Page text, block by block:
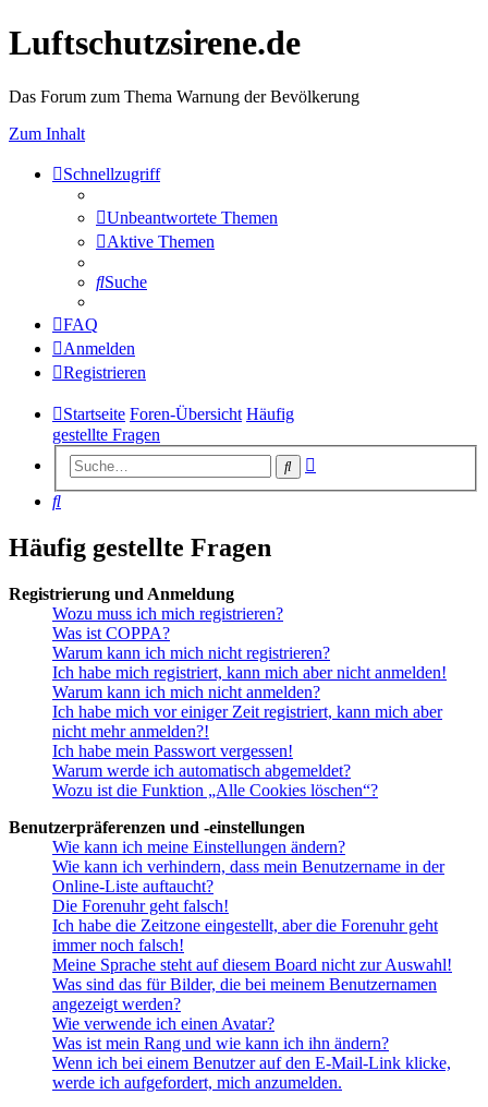
Luftschutzsirene.de
Das Forum zum Thema Warnung der Bevölkerung
Zum Inhalt
Schnellzugriff
Unbeantwortete Themen
Aktive Themen
Suche
FAQ
Anmelden
Registrieren
Startseite Foren-Übersicht Häufig
gestellte Fragen
Suche
Suche
Häufig gestellte Fragen
Registrierung und Anmeldung
Wozu muss ich mich registrieren?
Was ist COPPA?
Warum kann ich mich nicht registrieren?
Ich habe mich registriert, kann mich aber nicht anmelden!
Warum kann ich mich nicht anmelden?
Ich habe mich vor einiger Zeit registriert, kann mich aber
nicht mehr anmelden?!
Ich habe mein Passwort vergessen!
Warum werde ich automatisch abgemeldet?
Wozu ist die Funktion „Alle Cookies löschen“?
Benutzerpräferenzen und -einstellungen
Wie kann ich meine Einstellungen ändern?
Wie kann ich verhindern, dass mein Benutzername in der
Online-Liste auftaucht?
Die Forenuhr geht falsch!
Ich habe die Zeitzone eingestellt, aber die Forenuhr geht
immer noch falsch!
Meine Sprache steht auf diesem Board nicht zur Auswahl!
Was sind das für Bilder, die bei meinem Benutzernamen
angezeigt werden?
Wie verwende ich einen Avatar?
Was ist mein Rang und wie kann ich ihn ändern?
Wenn ich bei einem Benutzer auf den E-Mail-Link klicke,
werde ich aufgefordert, mich anzumelden.